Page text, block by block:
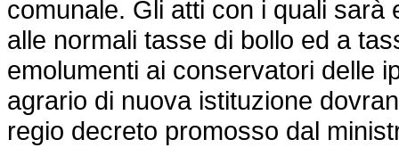
comunale. Gli atti con i quali
alle normali tasse di bollo ed a
emolumenti ai conservatori delle
agrario di nuova istituzione
regio decreto promosso dal